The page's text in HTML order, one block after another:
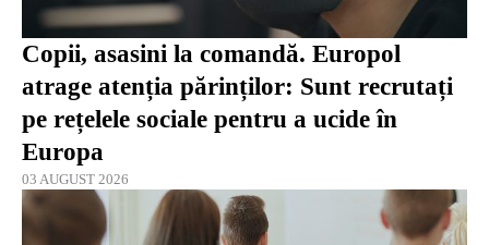
Copii, asasini la comandă. Europol
atrage atenția părinților: Sunt recrutați
pe rețelele sociale pentru a ucide în
Europa
03 AUGUST 2026